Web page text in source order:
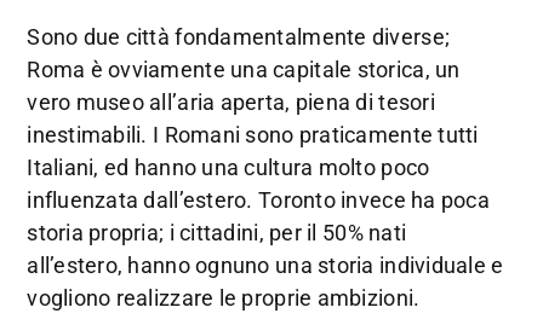
Sono due città fondamentalmente diverse;
Roma è ovviamente una capitale storica, un
vero museo all’aria aperta, piena di tesori
inestimabili. I Romani sono praticamente tutti
Italiani, ed hanno una cultura molto poco
influenzata dall’estero. Toronto invece ha poca
storia propria; i cittadini, per il 50% nati
all’estero, hanno ognuno una storia individuale e
vogliono realizzare le proprie ambizioni.